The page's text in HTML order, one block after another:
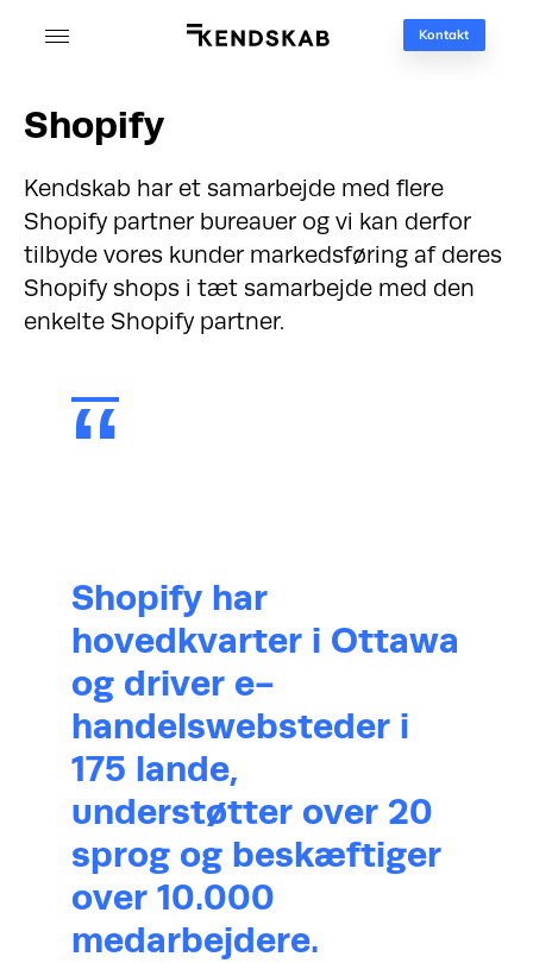
Kontakt
Shopify
Kendskab har et samarbejde med flere
Shopify partner bureauer og vi kan derfor
tilbyde vores kunder markedsføring af deres
Shopify shops i tæt samarbejde med den
enkelte Shopify partner.
Shopify har
hovedkvarter i Ottawa
og driver e-
handelswebsteder i
175 lande,
understøtter over 20
sprog og beskæftiger
over 10.000
medarbejdere.